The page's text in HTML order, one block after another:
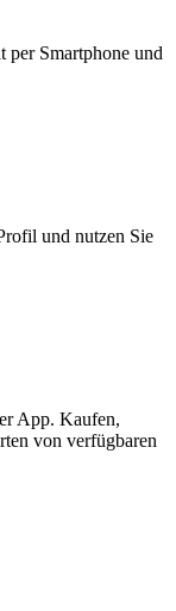
per Smartphone und
und nutzen Sie
App. Kaufen,
von verfügbaren